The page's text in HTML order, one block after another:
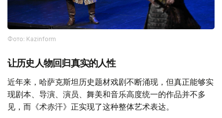
Фото: Kazinform
让历史人物回归真实的人性
近年来，哈萨克斯坦历史题材戏剧不断涌现，但真正能够实
现剧本、导演、演员、舞美和音乐高度统一的作品并不多
见，而《术赤汗》正实现了这种整体艺术表达。